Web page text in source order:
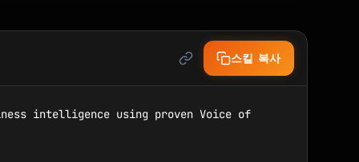
스킬 복사
intelligence using proven Voice of